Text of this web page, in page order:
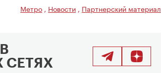
Метро , Новости , Партнерский материал